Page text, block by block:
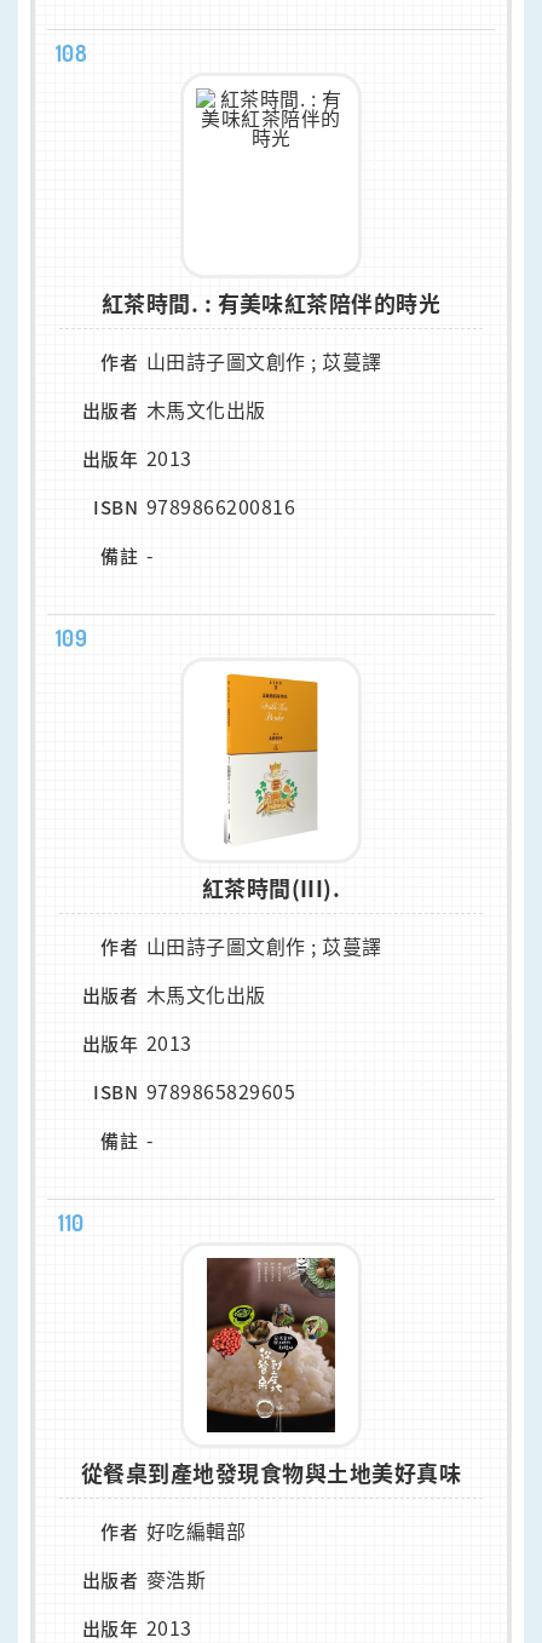
108
紅茶時間. : 有美味紅茶陪伴的時光
作者 山田詩子圖文創作 ; 苡蔓譯
出版者 木馬文化出版
出版年 2013
ISBN 9789866200816
備註 -
109
紅茶時間(III).
作者 山田詩子圖文創作 ; 苡蔓譯
出版者 木馬文化出版
出版年 2013
ISBN 9789865829605
備註 -
110
從餐桌到產地發現食物與土地美好真味
作者 好吃編輯部
出版者 麥浩斯
出版年 2013